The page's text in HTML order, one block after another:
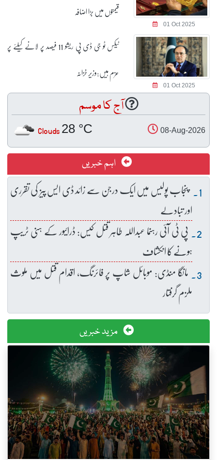
01 Oct 2025
قیمتوں میں بڑا اضافہ
01 Oct 2025
ٹیکس ٹو جی ڈی پی ریشو 11 فیصد پر لانے کیلئے پر
عزم ہیں:وزیر خزانہ
آج کا موسم
08-Aug-2026
28 °C
Clouds
اہم خبریں
پنجاب پولیس میں ایک درجن سے زائد ڈی ایس پیز کی تقرری
اور تبادلے
پی ٹی آئی رہنما عبداللہ طاہر قتل کیس: ڈرائیور کے ہنی ٹریپ
ہونے کا انکشاف
مانگا منڈی: موبائل شاپ پر فائرنگ، اقدام قتل میں ملوث
ملزم گرفتار
مزید خبریں